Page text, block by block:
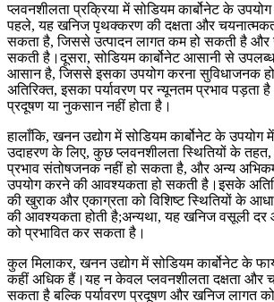
प्लवनशीलता प्रक्रिया में सोडियम कार्बोनेट के
पहले, यह खनिज पृथक्करण की दक्षता और
सकता है, जिससे उत्पादन लागत कम हो सकती है और
सकती है।दूसरा, सोडियम कार्बोनेट आसानी से
आसान है, जिससे इसका उपयोग करना सुविधाजनक
अतिरिक्त, इसका पर्यावरण पर न्यूनतम प्रभाव पड़ता
प्रदूषण या नुकसान नहीं होता है।
हालाँकि, खनन उद्योग में सोडियम कार्बोनेट के उपयोग
उदाहरण के लिए, कुछ प्लवनशीलता स्थितियों के तहत,
प्रभाव संतोषजनक नहीं हो सकता है, और अन्य
उपयोग करने की आवश्यकता हो सकती है।इसके
की खुराक और एकाग्रता को विशिष्ट स्थितियों के
की आवश्यकता होती है;अन्यथा, यह खनिज वसूली दर
को प्रभावित कर सकता है।
कुल मिलाकर, खनन उद्योग में सोडियम कार्बोनेट के
कहीं अधिक हैं।यह न केवल प्लवनशीलता दक्षता और
सकता है बल्कि पर्यावरण प्रदूषण और खनिज लागत